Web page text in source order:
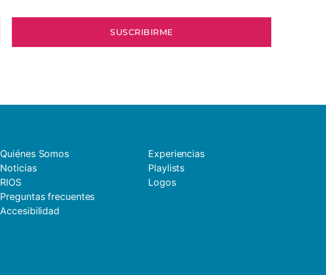
Quiénes Somos
Noticias
RIOS
Preguntas frecuentes
Accesibilidad
Experiencias
Playlists
Logos